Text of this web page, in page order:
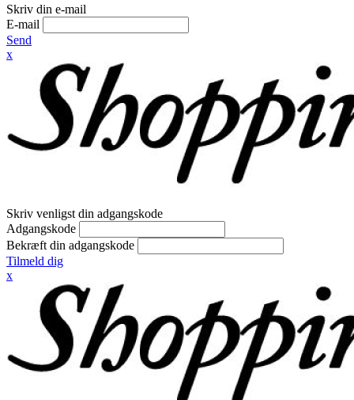
Skriv din e-mail
E-mail
Send
x
Skriv venligst din adgangskode
Adgangskode
Bekræft din adgangskode
Tilmeld dig
x